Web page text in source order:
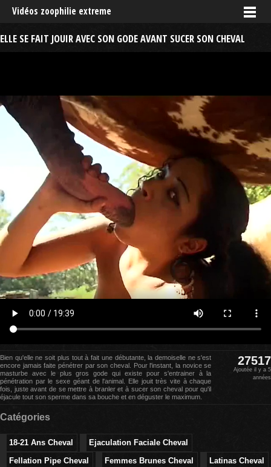
Vidéos zoophilie extreme
ELLE SE FAIT JOUIR AVEC SON GODE AVANT SUCER SON CHEVAL
Bien qu'elle ne soit plus tout à fait une débutante, la demoiselle ne s'est
encore jamais faite pénétrer par son cheval. Pour l'instant, la novice se
masturbe avec le plus gros gode qui existe pour s'entrainer à la
pénétration par le sexe géant de l'animal. Elle jouit très vite à chaque
fois, juste avant de se mettre à branler et à sucer son cheval pour qu'il
éjacule tout son sperme dans sa bouche et en déguster le maximum.
27517
Ajoutée il y a 5
années
Catégories
18-21 Ans Cheval
Ejaculation Faciale Cheval
Fellation Pipe Cheval
Femmes Brunes Cheval
Latinas Cheval